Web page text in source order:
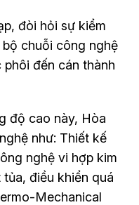
đòi hỏi sự kiểm
chuỗi công nghệ
đến cán thành
độ cao này, Hòa
như: Thiết kế
nghệ vi hợp kim
điều khiển quá
Mechanical